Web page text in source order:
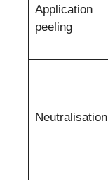
Application
peeling
Neutralisation